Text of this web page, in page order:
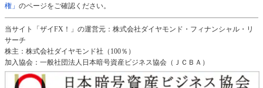
権」 のページをご確認ください。
当サイト「ザイFX！」の運営元：株式会社ダイヤモンド・フィナンシャル・リ
サーチ
株主：株式会社ダイヤモンド社（100％）
加入協会：一般社団法人日本暗号資産ビジネス協会（ＪＣＢＡ）